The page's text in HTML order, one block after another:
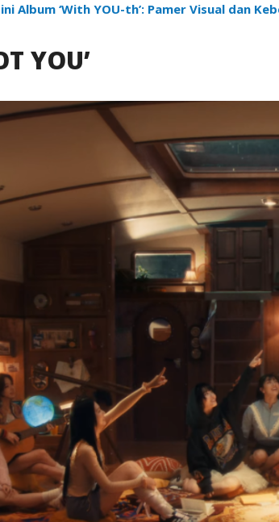
Album ‘With YOU-th’: Pamer Visual dan
YOU’